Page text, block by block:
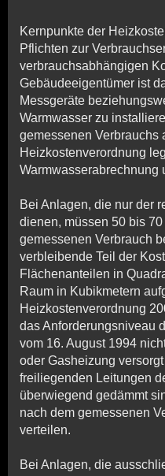
Kernpunkte der
Pflichten zur
verbrauchsabhängigen
Gebäudeeigentümer ist
Messgeräte
Warmwasser zu
gemessenen Verbrauchs
Heizkostenverordnung
Warmwasserabrechnung
Bei Anlagen, die nur der
dienen, müssen 50 bis
gemessenen Verbrauch
verbleibende Teil der
Flächenanteilen in
Raum in Kubikmetern
Heizkostenverordnung
das Anforderungsniveau
vom 16. August 1994
oder Gasheizung
freiliegenden Leitungen
überwiegend gedämmt
nach dem gemessenen
verteilen.
Bei Anlagen, die